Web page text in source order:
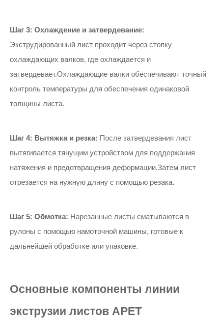
Шаг 3: Охлаждение и затвердевание:
Экструдированный лист проходит через стопку
охлаждающих валков, где охлаждается и
затвердевает.Охлаждающие валки обеспечивают точный
контроль температуры для обеспечения одинаковой
толщины листа.
Шаг 4: Вытяжка и резка: После затвердевания лист
вытягивается тянущим устройством для поддержания
натяжения и предотвращения деформации.Затем лист
отрезается на нужную длину с помощью резака.
Шаг 5: Обмотка: Нарезанные листы сматываются в
рулоны с помощью намоточной машины, готовые к
дальнейшей обработке или упаковке.
Основные компоненты линии
экструзии листов APET